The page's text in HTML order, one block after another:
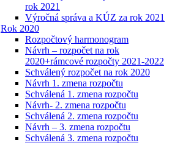
rok 2021
Výročná správa a KÚZ za rok 2021
Rok 2020
Rozpočtový harmonogram
Návrh – rozpočet na rok
2020+rámcové rozpočty 2021-2022
Schválený rozpočet na rok 2020
Návrh 1. zmena rozpočtu
Schválená 1. zmena rozpočtu
Návrh- 2. zmena rozpočtu
Schválená 2. zmena rozpočtu
Návrh – 3. zmena rozpočtu
Schválená 3. zmena rozpočtu